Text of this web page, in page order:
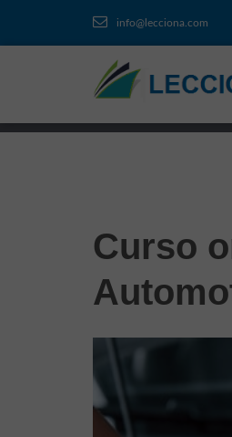
info@lecciona.com
Curso